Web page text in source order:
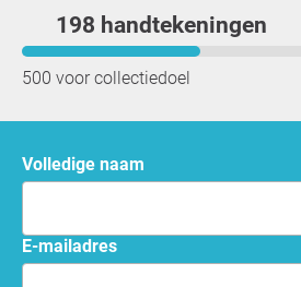
198 handtekeningen
500 voor collectiedoel
Volledige naam
e-mailadres